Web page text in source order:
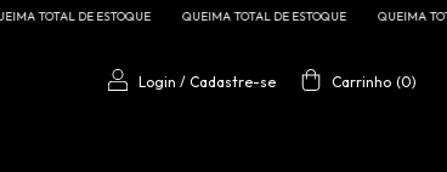
QUEIMA TOTAL DE ESTOQUE QUEIMA TOTAL DE ESTOQUE QUEIMA
Login / Cadastre-se Carrinho (0)